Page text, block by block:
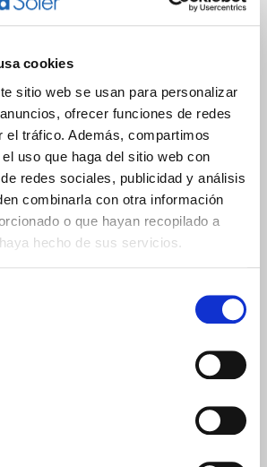
cookies
sitio web se usan para personalizar
ofrecer funciones de redes
el tráfico. Además, compartimos
uso que haga del sitio web con
redes sociales, publicidad y análisis
combinarla con otra información
o que hayan recopilado a
hecho de sus servicios.
dijo el Mon, 07-Aug-2017 14:24:12
forma continuada o de forma
para circunstancias
Es de usar y tirar está
para durar una semana
duchas, baño…, el envase
indicado para un mes de
aproximadamente.
conocer bien el producto y sus
se necesita pasar por un
periodo de adaptación (no
impuesta por el corrector y la
inferior a lo normal, aunque